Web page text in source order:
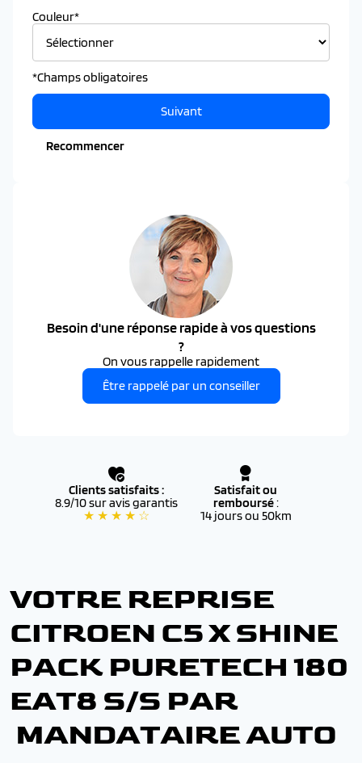
Couleur*
*Champs obligatoires
Recommencer
Suivant
Besoin d'une réponse rapide à vos questions
?
On vous rappelle rapidement
Être rappelé par un conseiller
Clients satisfaits :
8.9/10 sur avis garantis
★ ★ ★ ★ ☆
Satisfait ou
remboursé:
14 jours ou 50km
VOTRE REPRISE
CITROEN C5 X SHINE
PACK PURETECH 180
EAT8 S/S PAR
MANDATAIRE AUTO